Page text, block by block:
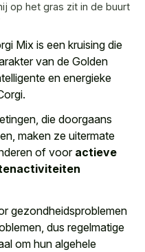
op het gras zit in de buurt
Mix is een kruising die
van de Golden
en energieke
die doorgaans
maken ze uitermate
of voor actieve
gezondheidsproblemen
dus regelmatige
om hun algehele